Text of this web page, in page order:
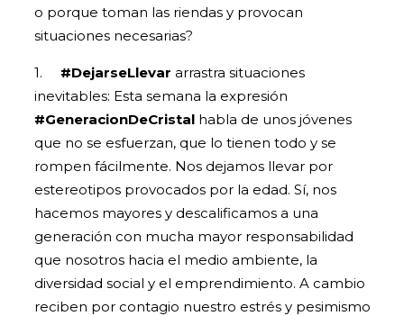
o porque toman las riendas y provocan
situaciones necesarias?
1. #DejarseLlevar arrastra situaciones
inevitables: Esta semana la expresión
#GeneracionDeCristalhabla de unos jóvenes
que no se esfuerzan, que lo tienen todo y se
rompen fácilmente. Nos dejamos llevar por
estereotipos provocados por la edad. Sí, nos
hacemos mayores y descalificamos a una
generación con mucha mayor responsabilidad
que nosotros hacia el medio ambiente, la
diversidad social y el emprendimiento. A cambio
reciben por contagio nuestro estrés y pesimismo